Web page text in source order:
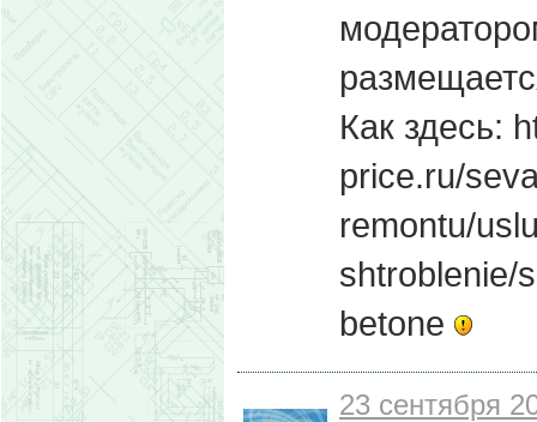
Как здесь:
price.ru/
remontu/
shtroblenie/
betone
23 сентября